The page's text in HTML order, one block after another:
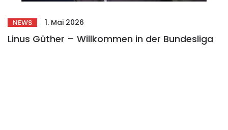
NEWS 1. Mai 2026
Linus Güther – Willkommen in der Bundesliga